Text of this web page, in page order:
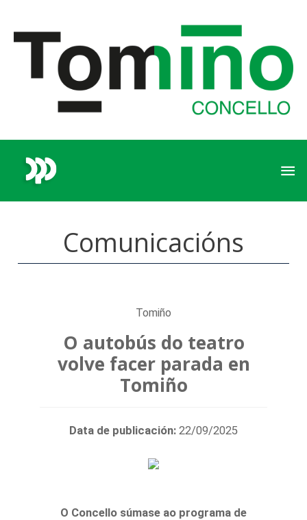
Comunicacións
Tomiño
O autobús do teatro
volve facer parada en
Tomiño
Data de publicación: 22/09/2025
O Concello súmase ao programa de